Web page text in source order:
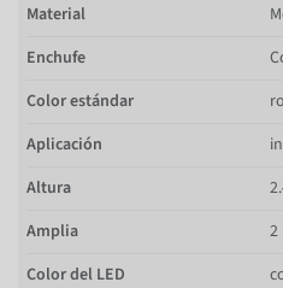
Material
Enchufe
Color estándar
Aplicación
Altura
Amplia
2
Color del LED